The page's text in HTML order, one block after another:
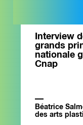
Interview
grands
nationale
Cnap
Béatrice
des arts